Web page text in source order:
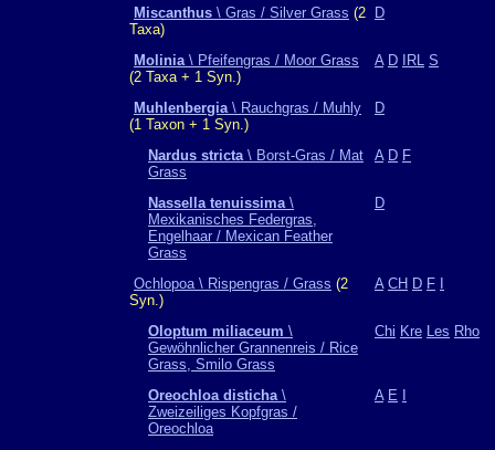
Miscanthus \ Gras / Silver Grass (2
Taxa)
D
Molinia\ Pfeifengras / Moor Grass
(2 Taxa + 1 Syn.)
A D IRL S
Muhlenbergia\ Rauchgras / Muhly
(1 Taxon + 1 Syn.)
D
Nardus stricta\ Borst-Gras / Mat
Grass
A D F
Nassella tenuissima\
Mexikanisches Federgras,
Engelhaar / Mexican Feather
Grass
D
Ochlopoa \ Rispengras / Grass (2
Syn.)
A CH D F
Oloptum miliaceum \
Gewöhnlicher Grannenreis / Rice
Grass, Smilo Grass
Chi Kre Les Rho
Oreochloa disticha\
Zweizeiliges Kopfgras /
Oreochloa
A E